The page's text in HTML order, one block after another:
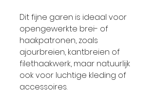
Dit fijne garen is ideaal voor
opengewerkte brei- of
haakpatronen, zoals
ajourbreien, kantbreien of
filethaakwerk, maar natuurlijk
ook voor luchtige kleding of
accessoires.